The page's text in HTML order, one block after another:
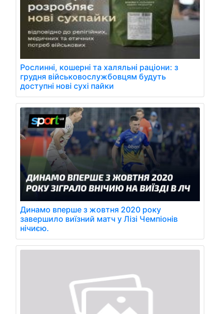
Рослинні, кошерні та халяльні раціони: з
грудня військовослужбовцям будуть
доступні нові сухі пайки
Динамо вперше з жовтня 2020 року
завершило виїзний матч у Лізі Чемпіонів
нічиєю.